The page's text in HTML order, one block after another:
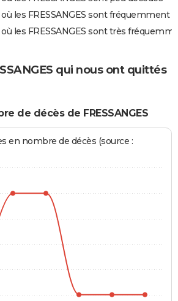
les FRESSANGES sont fréquemment
les FRESSANGES sont très
qui nous ont quittés
de décès de FRESSANGES
en nombre de décès (source :